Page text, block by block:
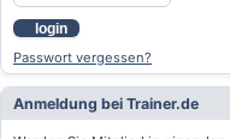
login
Passwort vergessen?
Anmeldung bei Trainer.de